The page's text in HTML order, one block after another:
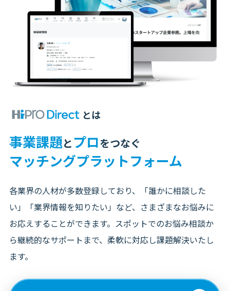
とは
事業課題とプロをつなぐ
マッチングプラットフォーム
各業界の人材が多数登録しており、「誰かに相談した
い」「業界情報を知りたい」など、さまざまなお悩みに
お応えすることができます。スポットでのお悩み相談か
ら継続的なサポートまで、柔軟に対応し課題解決いたし
ます。